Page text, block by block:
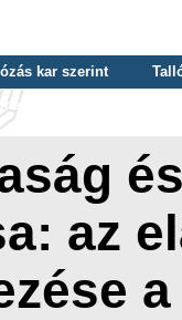
kar szerint
szerint
az